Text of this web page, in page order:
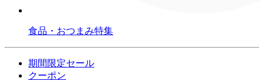
食品・おつまみ特集
期間限定セール
クーポン